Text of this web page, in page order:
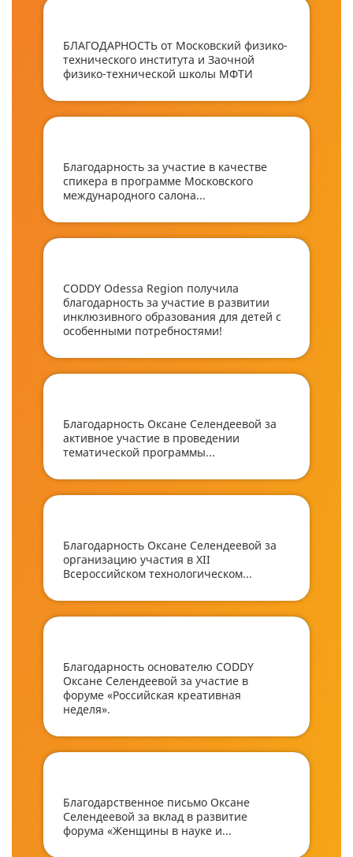
БЛАГОДАРНОСТЬ от Московский физико-
технического института и Заочной
физико-технической школы МФТИ
Благодарность за участие в качестве
спикера в программе Московского
международного салона...
CODDY Odessa Region получила
благодарность за участие в развитии
инклюзивного образования для детей с
особенными потребностями!
Благодарность Оксане Селендеевой за
активное участие в проведении
тематической программы...
Благодарность Оксане Селендеевой за
организацию участия в XII
Всероссийском технологическом...
Благодарность основателю CODDY
Оксане Селендеевой за участие в
форуме «Российская креативная
неделя».
Благодарственное письмо Оксане
Селендеевой за вклад в развитие
форума «Женщины в науке и...